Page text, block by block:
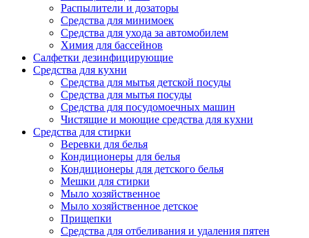
Распылители и дозаторы
Средства для минимоек
Средства для ухода за автомобилем
Химия для бассейнов
Салфетки дезинфицирующие
Средства для кухни
Средства для мытья детской посуды
Средства для мытья посуды
Средства для посудомоечных машин
Чистящие и моющие средства для кухни
Средства для стирки
Веревки для белья
Кондиционеры для белья
Кондиционеры для детского белья
Мешки для стирки
Мыло хозяйственное
Мыло хозяйственное детское
Прищепки
Средства для отбеливания и удаления пятен